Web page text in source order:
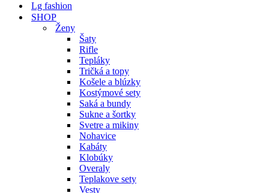
Lg fashion
SHOP
Ženy
Šaty
Rifle
Tepláky
Tričká a topy
Košele a blúzky
Kostýmové sety
Saká a bundy
Sukne a šortky
Svetre a mikiny
Nohavice
Kabáty
Klobúky
Overaly
Teplakove sety
Vesty